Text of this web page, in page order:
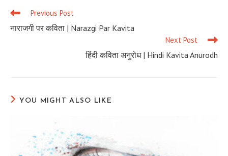
Read
articles
Previous Post
नाराजगी पर कविता | Narazgi Par Kavita
Next Post
हिंदी कविता अनुरोध | Hindi Kavita Anurodh
YOU MIGHT ALSO LIKE